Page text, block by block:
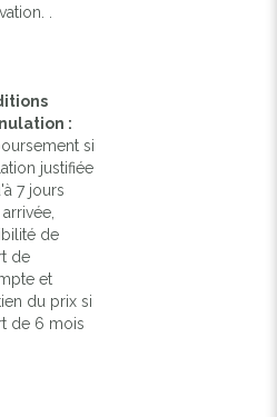
.
:
si
justifiée
7 jours
de
de
et
du prix si
de 6 mois